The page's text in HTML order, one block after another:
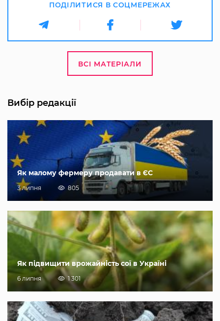
ПОДІЛИТИСЯ В СОЦМЕРЕЖАХ
ВСІ МАТЕРІАЛИ
Вибір редакції
Як малому фермеру продавати в ЄС
3 липня 805
Як підвищити врожайність сої в Україні
6 липня 1 301